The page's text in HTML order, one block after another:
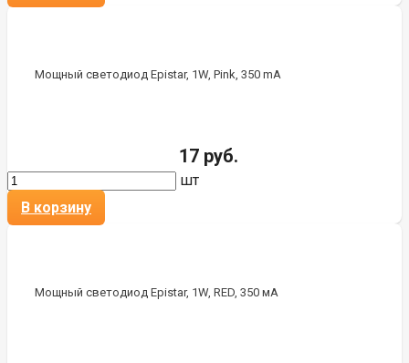
Мощный светодиод Epistar, 1W, Pink, 350 mA
17 руб.
шт
В корзину
Мощный светодиод Epistar, 1W, RED, 350 мА